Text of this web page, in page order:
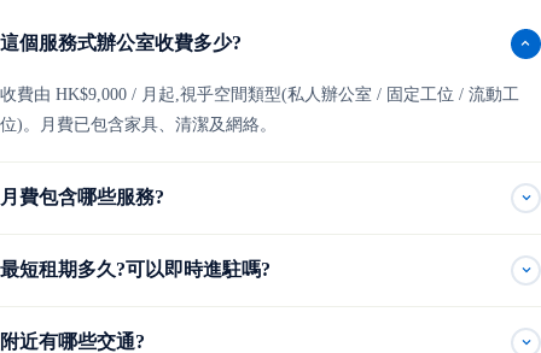
這個服務式辦公室收費多少?
收費由 HK$9,000 / 月起,視乎空間類型(私人辦公室 / 固定工位 / 流動工
位)。月費已包含家具、清潔及網絡。
月費包含哪些服務?
最短租期多久?可以即時進駐嗎?
附近有哪些交通?